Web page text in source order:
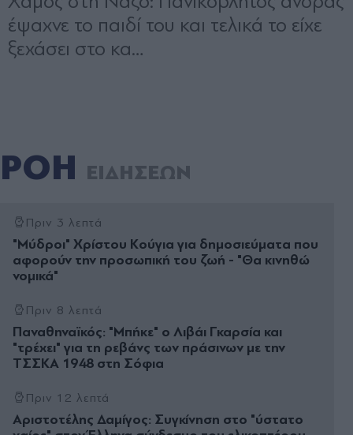
ΡΟΗ ΕΙΔΗΣΕΩΝ
Πριν 3 λεπτά
"Μύδροι" Χρίστου Κούγια για δημοσιεύματα που
αφορούν την προσωπική του ζωή - "Θα κινηθώ
νομικά"
Πριν 8 λεπτά
Παναθηναϊκός: "Μπήκε" ο Λιβάι Γκαρσία και
"τρέχει" για τη ρεβάνς των πράσινων με την
ΤΣΣΚΑ 1948 στη Σόφια
Πριν 12 λεπτά
Αριστοτέλης Δαμίγος: Συγκίνηση στο "ύστατο